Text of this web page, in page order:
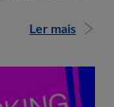
Ler mais